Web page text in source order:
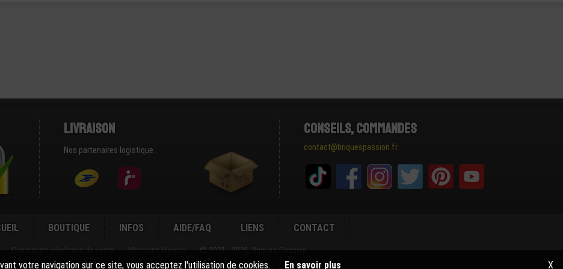
Livraison
Nos partenaires logistique :
Conseils, Commandes
contact@briquespassion.fr
BOUTIQUE INFOS AIDE/FAQ LIENS CONTACT
Conditions générales de vente Mentions légales © 2021 - 2026 Briques Passion
votre navigation sur ce site, vous acceptez l'utilisation de cookies. En savoir plus X